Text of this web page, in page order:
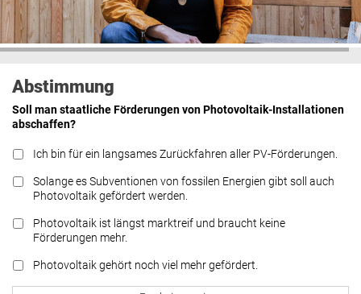
Abstimmung
Soll man staatliche Förderungen von Photovoltaik-Installationen
abschaffen?
Ich bin für ein langsames Zurückfahren aller PV-Förderungen.
Solange es Subventionen von fossilen Energien gibt soll auch
Photovoltaik gefördert werden.
Photovoltaik ist längst marktreif und braucht keine
Förderungen mehr.
Photovoltaik gehört noch viel mehr gefördert.